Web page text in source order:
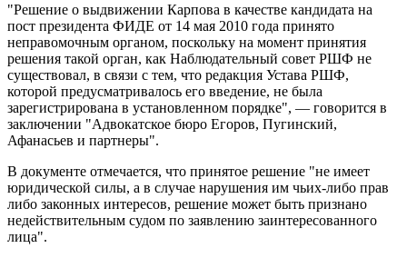
"Решение о выдвижении Карпова в качестве кандидата на
пост президента ФИДЕ от 14 мая 2010 года принято
неправомочным органом, поскольку на момент принятия
решения такой орган, как Наблюдательный совет РШФ не
существовал, в связи с тем, что редакция Устава РШФ,
которой предусматривалось его введение, не была
зарегистрирована в установленном порядке", — говорится в
заключении "Адвокатское бюро Егоров, Пугинский,
Афанасьев и партнеры".
В документе отмечается, что принятое решение "не имеет
юридической силы, а в случае нарушения им чьих-либо прав
либо законных интересов, решение может быть признано
недействительным судом по заявлению заинтересованного
лица".